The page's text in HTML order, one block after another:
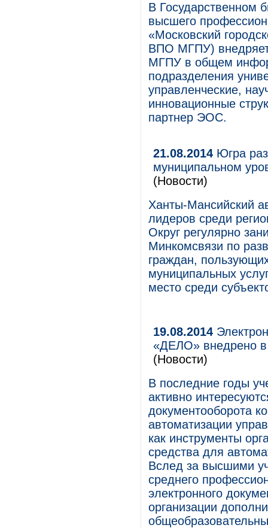
В Государственном
высшего
«Московский
ВПО МГПУ)
МГПУ в общем
подразделения
управленческие,
инновационные
партнер ЭОС.
21.08.2014 Югра
муниципальном
(Новости)
Ханты-Мансийский
лидеров среди
Округ регулярно
Минкомсвязи по
граждан,
муниципальных
место среди
19.08.2014
«ДЕЛО» внедрено
(Новости)
В последние годы
активно
документооборота
автоматизации
как инструменты
средства для
Вслед за высшими
среднего
электронного
организации